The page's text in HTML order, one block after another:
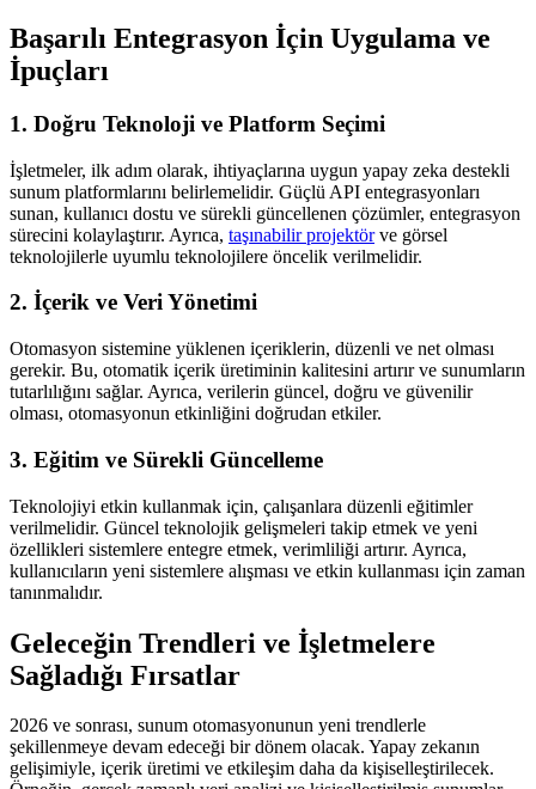
Başarılı Entegrasyon İçin Uygulama ve
İpuçları
1. Doğru Teknoloji ve Platform Seçimi
İşletmeler, ilk adım olarak, ihtiyaçlarına uygun yapay zeka destekli
sunum platformlarını belirlemelidir. Güçlü API entegrasyonları
sunan, kullanıcı dostu ve sürekli güncellenen çözümler, entegrasyon
sürecini kolaylaştırır. Ayrıca, taşınabilir projektörve görsel
teknolojilerle uyumlu teknolojilere öncelik verilmelidir.
2. İçerik ve Veri Yönetimi
Otomasyon sistemine yüklenen içeriklerin, düzenli ve net olması
gerekir. Bu, otomatik içerik üretiminin kalitesini artırır ve sunumların
tutarlılığını sağlar. Ayrıca, verilerin güncel, doğru ve güvenilir
olması, otomasyonun etkinliğini doğrudan etkiler.
3. Eğitim ve Sürekli Güncelleme
Teknolojiyi etkin kullanmak için, çalışanlara düzenli eğitimler
verilmelidir. Güncel teknolojik gelişmeleri takip etmek ve yeni
özellikleri sistemlere entegre etmek, verimliliği artırır. Ayrıca,
kullanıcıların yeni sistemlere alışması ve etkin kullanması için zaman
tanınmalıdır.
Geleceğin Trendleri ve İşletmelere
Sağladığı Fırsatlar
2026 ve sonrası, sunum otomasyonunun yeni trendlerle
şekillenmeye devam edeceği bir dönem olacak. Yapay zekanın
gelişimiyle, içerik üretimi ve etkileşim daha da kişiselleştirilecek.